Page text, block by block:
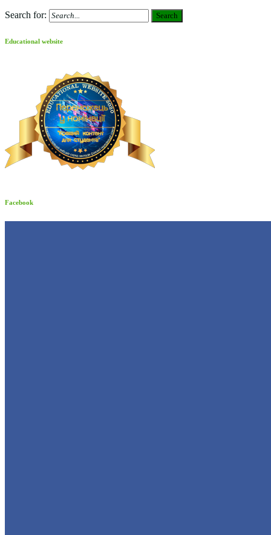
Search for: Search
Educational website
Facebook